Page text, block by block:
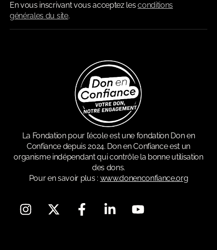
En vous inscrivant vous acceptez lesconditions
générales du site.
La Fondation pour l’école est une fondation Don en
Confiance depuis 2024. Don en Confiance est un
organisme indépendant qui contrôle la bonne utilisation
des dons.
Pour en savoir plus : www.donenconfiance.org